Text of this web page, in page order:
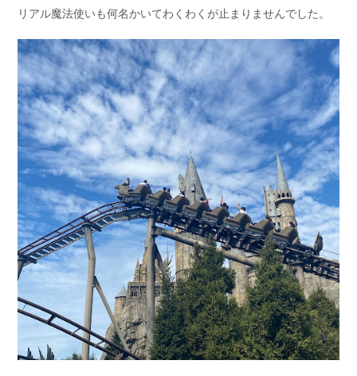
リアル魔法使いも何名かいてわくわくが止まりませんでした。